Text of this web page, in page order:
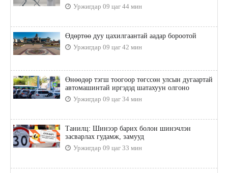
Уржигдар 09 цаг 44 мин
Өдөртөө дуу цахилгаантай аадар бороотой
Уржигдар 09 цаг 42 мин
Өнөөдөр тэгш тоогоор төгссөн улсын дугаартай
автомашинтай иргэдэд шатахуун олгоно
Уржигдар 09 цаг 34 мин
Танилц: Шинээр барих болон шинэчлэн
засварлах гудамж, замууд
Уржигдар 09 цаг 33 мин